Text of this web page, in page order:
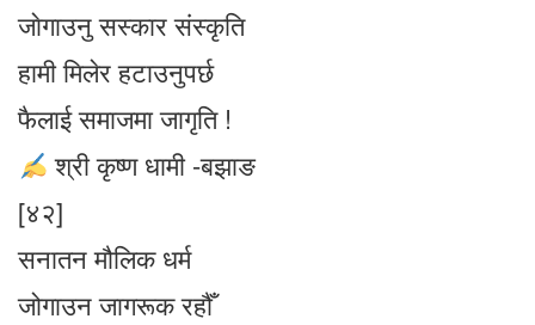
जाेगाउनु सस्कार संस्कृति
हामी मिलेर हटाउनुपर्छ
फैलाई समाजमा जागृति !
श्री कृष्ण धामी -बझाङ
[४२]
सनातन मौलिक धर्म
जोगाउन जागरूक रहौँ